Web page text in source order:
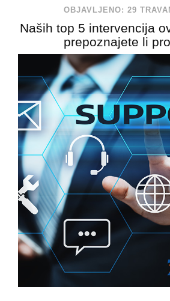
OBJAVLJENO: 29
Naših top 5 intervencija
prepoznajete li